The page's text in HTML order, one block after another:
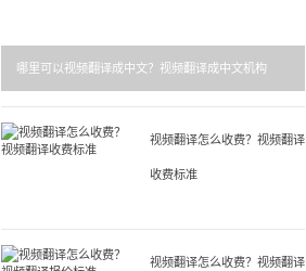
哪里可以视频翻译成中文？视频翻译成中文机构
视频翻译怎么收费？视频翻译
收费标准
视频翻译怎么收费？视频翻译